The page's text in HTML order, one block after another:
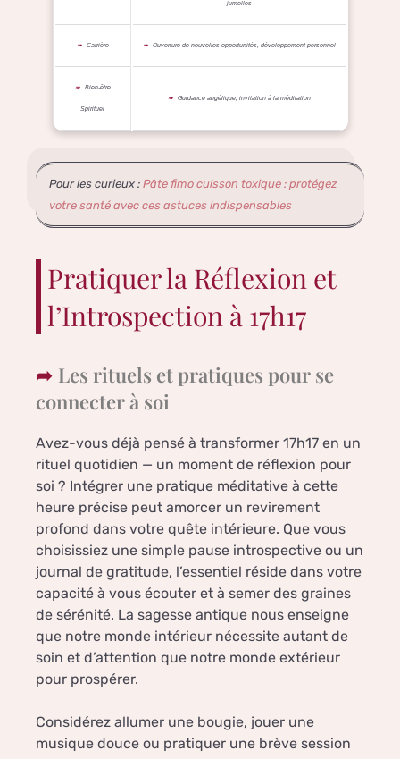
jumelles
Carrière Ouverture de nouvelles opportunités, développement personnel
Bien-être
Spirituel
Guidance angélique, invitation à la méditation
Pour les curieux : Pâte fimo cuisson toxique : protégez
votre santé avec ces astuces indispensables
Pratiquer la Réflexion et
l’Introspection à 17h17
Les rituels et pratiques pour se
connecter à soi
Avez-vous déjà pensé à transformer 17h17 en un
rituel quotidien — un moment de réflexion pour
soi ? Intégrer une pratique méditative à cette
heure précise peut amorcer un revirement
profond dans votre quête intérieure. Que vous
choisissiez une simple pause introspective ou un
journal de gratitude, l’essentiel réside dans votre
capacité à vous écouter et à semer des graines
de sérénité. La sagesse antique nous enseigne
que notre monde intérieur nécessite autant de
soin et d’attention que notre monde extérieur
pour prospérer.
Considérez allumer une bougie, jouer une
musique douce ou pratiquer une brève session